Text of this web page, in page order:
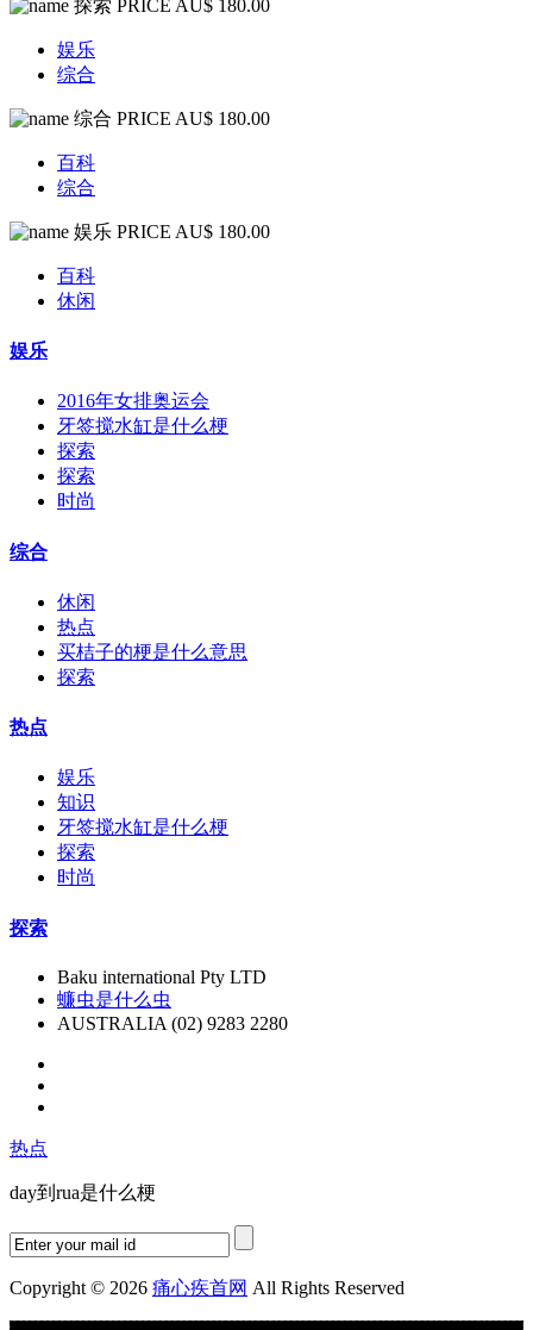
探索 PRICE AU$ 180.00
娱乐
综合
综合 PRICE AU$ 180.00
百科
综合
娱乐 PRICE AU$ 180.00
百科
休闲
娱乐
2016年女排奥运会
牙签搅水缸是什么梗
探索
探索
时尚
综合
休闲
热点
买桔子的梗是什么意思
探索
热点
娱乐
知识
牙签搅水缸是什么梗
探索
时尚
探索
Baku international Pty LTD
蠊虫是什么虫
AUSTRALIA (02) 9283 2280
热点
day到rua是什么梗
Copyright © 2026 痛心疾首网 All Rights Reserved